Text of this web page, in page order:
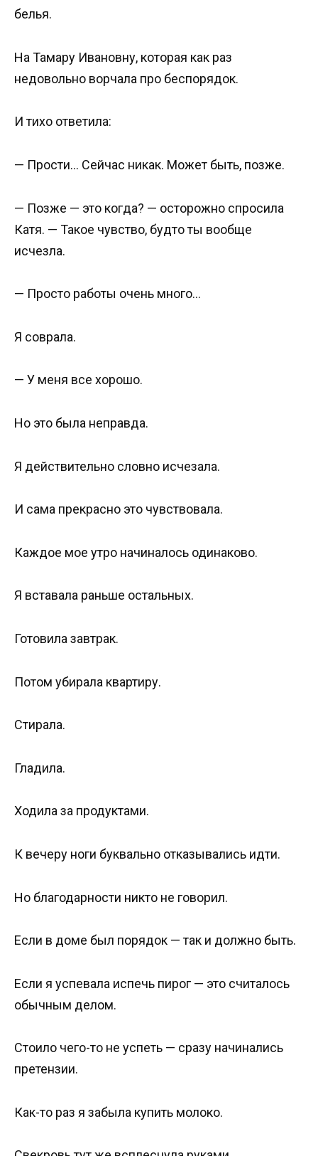
белья.
На Тамару Ивановну, которая как раз
недовольно ворчала про беспорядок.
И тихо ответила:
— Прости… Сейчас никак. Может быть, позже.
— Позже — это когда? — осторожно спросила
Катя. — Такое чувство, будто ты вообще
исчезла.
— Просто работы очень много…
Я соврала.
— У меня все хорошо.
Но это была неправда.
Я действительно словно исчезала.
И сама прекрасно это чувствовала.
Каждое мое утро начиналось одинаково.
Я вставала раньше остальных.
Готовила завтрак.
Потом убирала квартиру.
Стирала.
Гладила.
Ходила за продуктами.
К вечеру ноги буквально отказывались идти.
Но благодарности никто не говорил.
Если в доме был порядок — так и должно быть.
Если я успевала испечь пирог — это считалось
обычным делом.
Стоило чего-то не успеть — сразу начинались
претензии.
Как-то раз я забыла купить молоко.